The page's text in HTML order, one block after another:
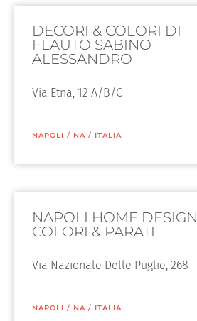
DECORI & COLORI DI
FLAUTO SABINO
ALESSANDRO
Via Etna, 12 A/B/C
NAPOLI / NA / ITALIA
NAPOLI HOME DESIGN
COLORI & PARATI
Via Nazionale Delle Puglie, 268
NAPOLI / NA / ITALIA